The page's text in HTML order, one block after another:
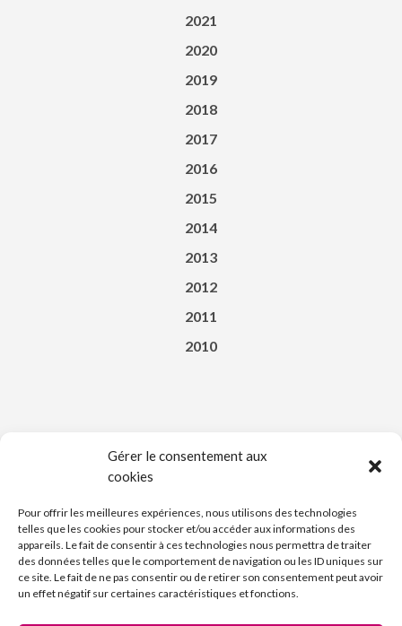
Gérer le consentement aux
cookies
Pour offrir les meilleures expériences, nous utilisons des technologies
telles que les cookies pour stocker et/ou accéder aux informations des
appareils. Le fait de consentir à ces technologies nous permettra de traiter
des données telles que le comportement de navigation ou les ID uniques sur
ce site. Le fait de ne pas consentir ou de retirer son consentement peut avoir
un effet négatif sur certaines caractéristiques et fonctions.
2021
2020
2019
2018
2017
2016
2015
2014
2013
2012
2011
2010
Téléchargez l’appli du Saint-Affricain